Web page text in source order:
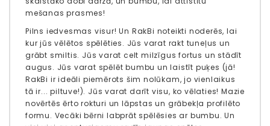
mešanas prasmes!
Pilns iedvesmas visur! Un RakBi noteikti noderēs, lai
kur jūs vēlētos spēlēties. Jūs varat rakt tuneļus un
grābt smiltis. Jūs varat celt milzīgus fortus un stādīt
augus. Jūs varat spēlēt bumbu un laistīt puķes (jā!
RakBi ir ideāli piemērots šim nolūkam, jo ​​vienlaikus
tā ir... piltuve!). Jūs varat darīt visu, ko vēlaties! Mazie
novērtēs ērto rokturi un lāpstas un grābekļa profilēto
formu. Vecāki bērni labprāt spēlēsies ar bumbu. Un